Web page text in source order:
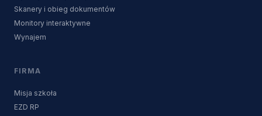
Skanery i obieg dokumentów
Monitory interaktywne
Wynajem
FIRMA
Misja szkoła
EZD RP